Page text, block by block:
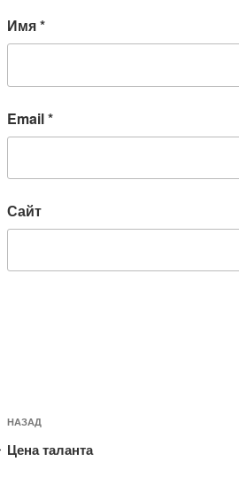
Имя*
Email*
Сайт
Навигация
по
Предыдущая
запись:
НАЗАД
Цена таланта